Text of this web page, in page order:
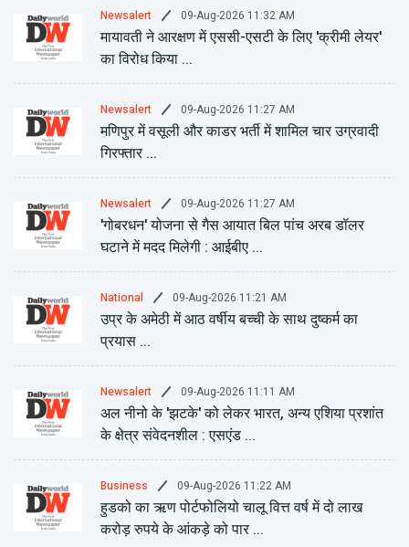
Newsalert 09-Aug-2026 11:32 AM
मायावती ने आरक्षण में एससी-एसटी के लिए 'क्रीमी लेयर'
का विरोध किया ...
Newsalert 09-Aug-2026 11:27 AM
मणिपुर में वसूली और काडर भर्ती में शामिल चार उग्रवादी
गिरफ्तार ...
Newsalert 09-Aug-2026 11:27 AM
'गोबरधन' योजना से गैस आयात बिल पांच अरब डॉलर
घटाने में मदद मिलेगी : आईबीए ...
National 09-Aug-2026 11:21 AM
उप्र के अमेठी में आठ वर्षीय बच्ची के साथ दुष्कर्म का
प्रयास ...
Newsalert 09-Aug-2026 11:11 AM
अल नीनो के 'झटके' को लेकर भारत, अन्य एशिया प्रशांत
के क्षेत्र संवेदनशील : एसएंड ...
Business 09-Aug-2026 11:22 AM
हुडको का ऋण पोर्टफोलियो चालू वित्त वर्ष में दो लाख
करोड़ रुपये के आंकड़े को पार ...